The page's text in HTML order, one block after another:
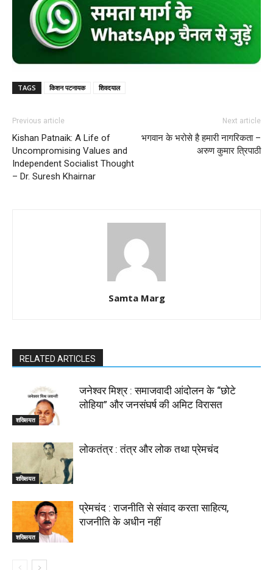
TAGS किशन पटनायक शिवदयाल
Previous article
Kishan Patnaik: A Life of
Uncompromising Values and
Independent Socialist Thought
– Dr. Suresh Khairnar
Next article
भगवान के भरोसे है हमारी नागरिकता –
अरुण कुमार त्रिपाठी
Samta Marg
RELATED ARTICLES
शख्सियत
जनेश्वर मिश्र : समाजवादी आंदोलन के “छोटे
लोहिया” और जनसंघर्ष की अमिट विरासत
शख्सियत
लोकतंत्र : तंत्र और लोक तथा प्रेमचंद
शख्सियत
प्रेमचंद : राजनीति से संवाद करता साहित्य,
राजनीति के अधीन नहीं